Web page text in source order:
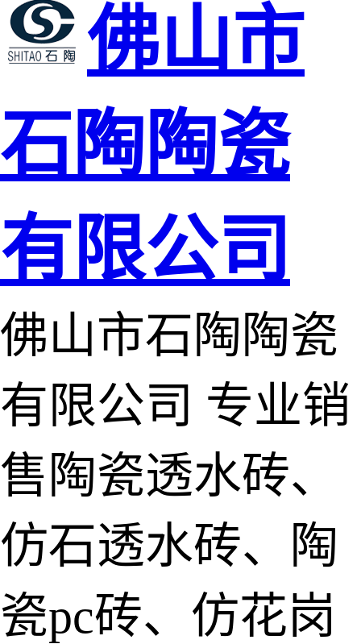
佛山市
石陶陶瓷
有限公司
佛山市石陶陶瓷
有限公司 专业销
售陶瓷透水砖、
仿石透水砖、陶
瓷pc砖、仿花岗